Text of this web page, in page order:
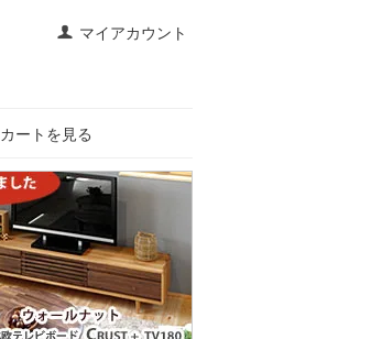
マイアカウント
カートを見る